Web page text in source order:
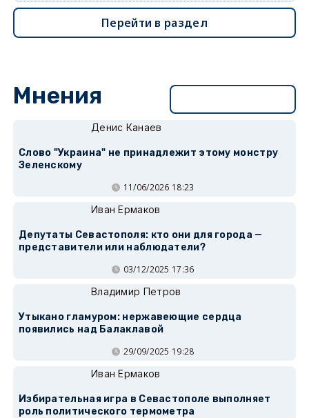
Перейти в раздел
Мнения
Денис Канаев
Слово "Украина" не принадлежит этому монстру
Зеленскому
11/06/2026 18:23
Иван Ермаков
Депутаты Севастополя: кто они для города —
представители или наблюдатели?
03/12/2025 17:36
Владимир Петров
Утыкано гламуром: нержавеющие сердца
появились над Балаклавой
29/09/2025 19:28
Иван Ермаков
Избирательная игра в Севастополе выполняет
роль политического термометра